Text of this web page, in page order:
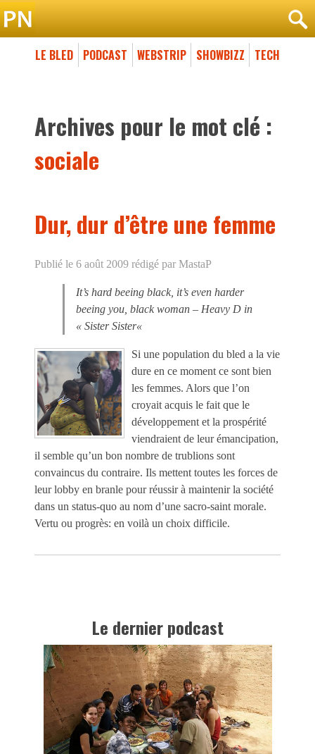
LE BLED PODCAST WEBSTRIP SHOWBIZZ TECH
Archives pour le mot clé :
sociale
Dur, dur d’être une femme
Publié le 6 août 2009 rédigé par MastaP
It’s hard beeing black, it’s even harder
beeing you, black woman – Heavy D in
« Sister Sister«
Si une population du bled a la vie
dure en ce moment ce sont bien
les femmes. Alors que l’on
croyait acquis le fait que le
développement et la prospérité
viendraient de leur émancipation,
il semble qu’un bon nombre de trublions sont
convaincus du contraire. Ils mettent toutes les forces de
leur lobby en branle pour réussir à maintenir la société
dans un status-quo au nom d’une sacro-saint morale.
Vertu ou progrès: en voilà un choix difficile.
Le dernier podcast